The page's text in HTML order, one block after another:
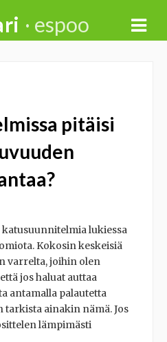
· espoo
pitäisi
lukiessa
Kokosin keskeisiä
varrelta, joihin olen
jos haluat auttaa
antamalla palautetta
ainakin nämä. Jos
lämpimästi